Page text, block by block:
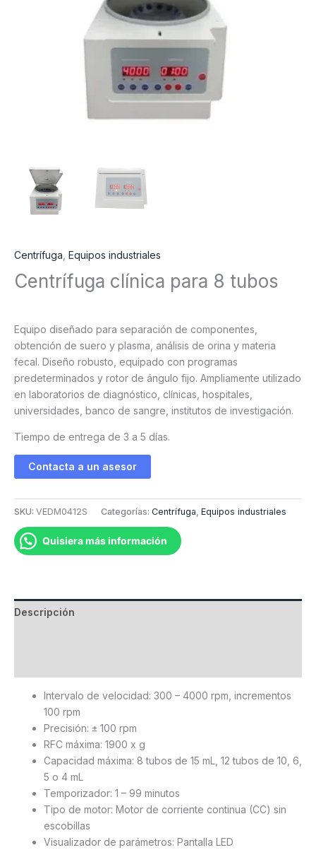
Centrífuga Equipos industriales
Centrífuga clínica para 8 tubos
Equipo diseñado para separación de componentes,
obtención de suero y plasma, análisis de orina y materia
fecal. Diseño robusto, equipado con programas
predeterminados y rotor de ángulo fijo. Ampliamente utilizado
en laboratorios de diagnóstico, clínicas, hospitales,
universidades, banco de sangre, institutos de investigación.
Tiempo de entrega de 3 a 5 días.
Contacta a un asesor
SKU: VEDM0412S Categorías: Centrífuga Equipos industriales
Quisiera más información
Descripción
Intervalo de velocidad: 300 – 4000 rpm, incrementos
100 rpm
Precisión: ± 100 rpm
RFC máxima: 1900 x g
Capacidad máxima: 8 tubos de 15 mL, 12 tubos de 10, 6,
5 o 4 mL
Temporizador: 1 – 99 minutos
Tipo de motor: Motor de corriente continua (CC) sin
escobillas
Visualizador de parámetros: Pantalla LED